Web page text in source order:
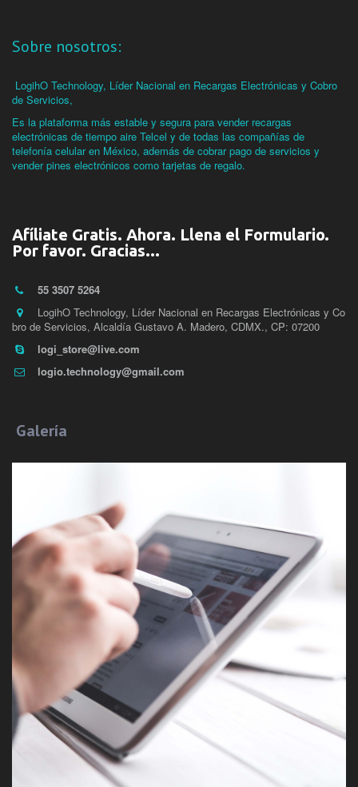
Sobre nosotros:
LogihO Technology, Líder Nacional en Recargas Electrónicas y Cobro
de Servicios,
Es la plataforma más estable y segura para vender recargas
electrónicas de tiempo aire Telcel y de todas las compañías de
telefonía celular en México, además de cobrar pago de servicios y
vender pines electrónicos como tarjetas de regalo.
Afíliate Gratis. Ahora. Llena el Formulario.
Por favor. Gracias...
55 3507 5264
LogihO Technology, Líder Nacional en Recargas Electrónicas y Co
bro de Servicios, Alcaldía Gustavo A. Madero, CDMX., CP: 07200
logi_store@live.com
logio.technology@gmail.com
Galería